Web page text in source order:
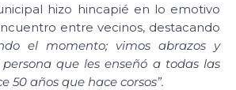
hizo hincapié en lo emotivo
entre vecinos, destacando
el momento; vimos abrazos y
que les enseñó a todas las
50 años que hace corsos”.